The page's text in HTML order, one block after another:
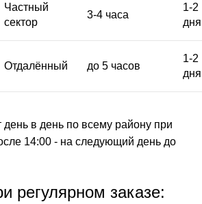
Частный
сектор
3-4 часа
1-2
дня
Отдалённый до 5 часов
1-2
дня
день в день по всему району при
14:00 - на следующий день до
регулярном заказе: